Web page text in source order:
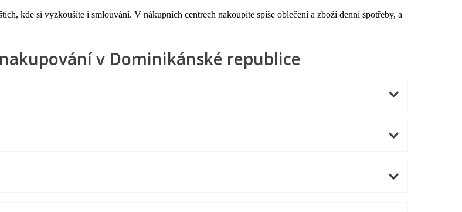
kde si vyzkoušíte i smlouvání. V nákupních centrech nakoupíte spíše oblečení a zboží denní spotřeby, a
v Dominikánské republice